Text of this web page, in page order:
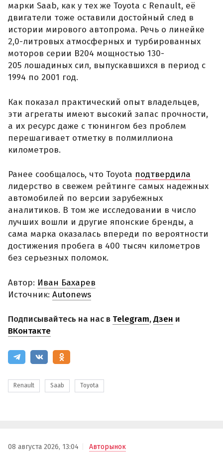
марки Saab, как у тех же Toyota с Renault, её
двигатели тоже оставили достойный след в
истории мирового автопрома. Речь о линейке
2,0-литровых атмосферных и турбированных
моторов серии B204 мощностью 130-
205 лошадиных сил, выпускавшихся в период с
1994 по 2001 год.
Как показал практический опыт владельцев,
эти агрегаты имеют высокий запас прочности,
а их ресурс даже с тюнингом без проблем
перешагивает отметку в полмиллиона
километров.
Ранее сообщалось, что Toyota подтвердила
лидерство в свежем рейтинге самых надежных
автомобилей по версии зарубежных
аналитиков. В том же исследовании в число
лучших вошли и другие японские бренды, а
сама марка оказалась впереди по вероятности
достижения пробега в 400 тысяч километров
без серьезных поломок.
Автор: Иван Бахарев
Источник: Autonews
Подписывайтесь на нас в Telegram,Дзен и
ВКонтакте
Renault Saab Toyota
08 августа 2026, 13:04 Авторынок